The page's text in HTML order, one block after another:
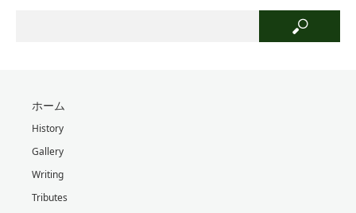
ホーム
History
Gallery
Writing
Tributes